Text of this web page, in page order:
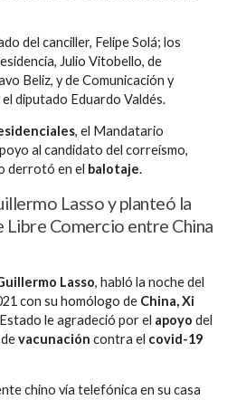
del canciller, Felipe Solá; los
Julio Vitobello, de
Beliz, y de Comunicación y
diputado Eduardo Valdés.
, el Mandatario
al candidato del correísmo,
derrotó en el balotaje.
Lasso y planteó la
Libre Comercio entre China
Lasso, habló la noche del
con su homólogo de China, Xi
le agradeció por el apoyo del
vacunación contra el covid-19
chino vía telefónica en su casa